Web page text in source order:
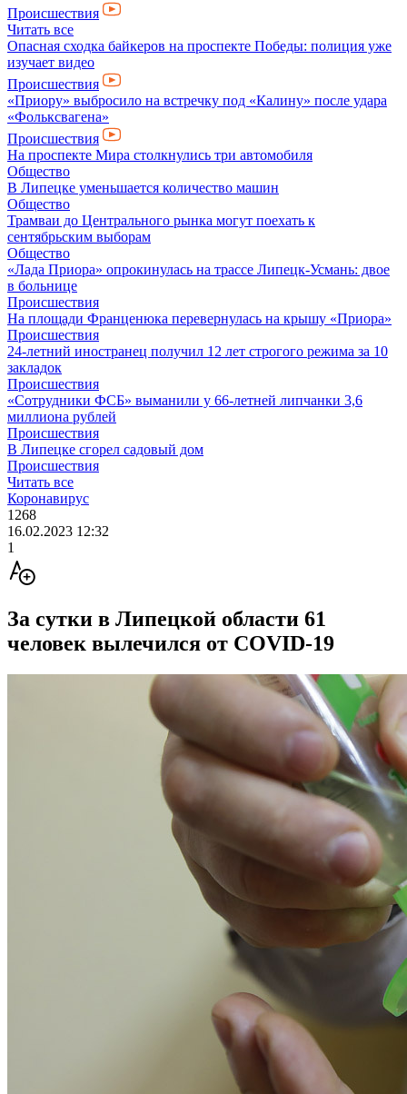
Происшествия
Читать все
Опасная сходка байкеров на проспекте Победы: полиция уже
изучает видео
Происшествия
«Приору» выбросило на встречку под «Калину» после удара
«Фольксвагена»
Происшествия
На проспекте Мира столкнулись три автомобиля
Общество
В Липецке уменьшается количество машин
Общество
Трамваи до Центрального рынка могут поехать к
сентябрьским выборам
Общество
«Лада Приора» опрокинулась на трассе Липецк-Усмань: двое
в больнице
Происшествия
На площади Франценюка перевернулась на крышу «Приора»
Происшествия
24-летний иностранец получил 12 лет строгого режима за 10
закладок
Происшествия
«Сотрудники ФСБ» выманили у 66-летней липчанки 3,6
миллиона рублей
Происшествия
В Липецке сгорел садовый дом
Происшествия
Читать все
Коронавирус
1268
16.02.2023 12:32
1
За сутки в Липецкой области 61
человек вылечился от COVID-19